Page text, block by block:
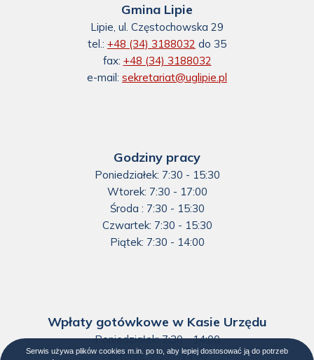
Gmina Lipie
Lipie, ul. Częstochowska 29
tel.: +48 (34) 3188032 do 35
fax: +48 (34) 3188032
e-mail: sekretariat@uglipie.pl
Godziny pracy
Poniedziałek: 7:30 - 15:30
Wtorek: 7:30 - 17:00
Środa : 7:30 - 15:30
Czwartek: 7:30 - 15:30
Piątek: 7:30 - 14:00
Wpłaty gotówkowe w Kasie Urzędu
Poniedziałek: 7:30 - 14:00
Wtorek: 7:30 - 14:00
Serwis używa plików cookies m.in. po to, aby lepiej dostosować ją do potrzeb